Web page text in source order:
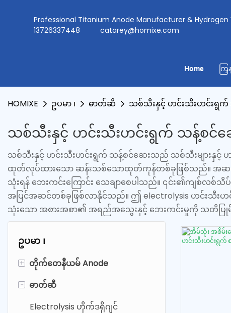
Professional Titanium Anode Manufacturer &
13726337448
catarey@homixe.com
Home ကြှ
HOMIXE ဥပမာ ၊ ဓာတ်ဆီ သစ်သီးနှင့် ဟင်းသီးဟင်းရွက်
သစ်သီးနှင့် ဟင်းသီးဟင်းရွက် သန့်စင်ဆ
သစ်သီးနှင့် ဟင်းသီးဟင်းရွက် သန့်စင်ဆေးသည် သစ်သီးများနှင့်
ထုတ်လုပ်ထားသော ဆန်းသစ်သောထုတ်ကုန်တစ်ခုဖြစ်သည်။ အဆင့်
သုံးရန် ဘေးကင်းကြောင်း သေချာစေပါသည်။ ၎င်း၏ကျစ်
အပြင်အဆင်တစ်ခုဖြစ်လာနိုင်သည်။ ဤ electrolysis ဟင်းသီး
သုံးသော အစားအစာ၏ အရည်အသွေးနှင့် ဘေးကင်းမှုကို သတိပြု
ဥပမာ ၊
+ တိုက်တေနီယမ် Anode
Platinum Coated Titanium
-
ဓာတ်ဆီ
Electrolysis ဟိုက်ဒရိုဂျင်